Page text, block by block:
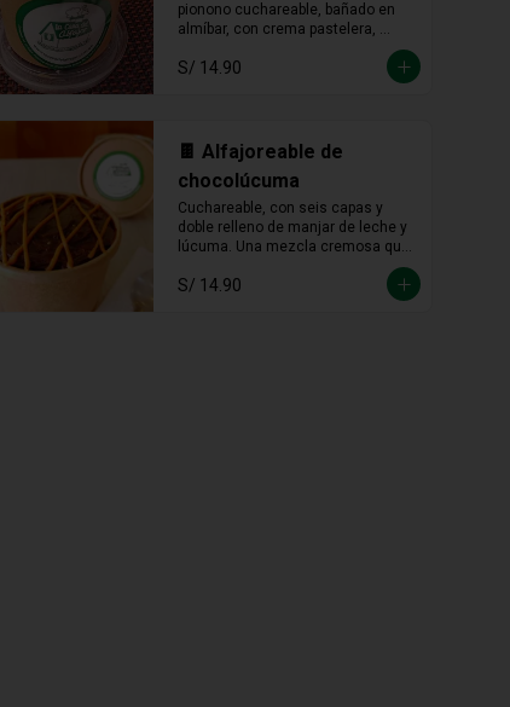
pionono cuchareable, bañado en
almíbar, con crema pastelera,
dulce y una delicia que se disfruta
S/ 14.90
🍫 Alfajoreable de
chocolúcuma
Cuchareable, con seis capas y
doble relleno de manjar de leche y
lúcuma. Una mezcla cremosa que
une lo andino con lo dulce en cada
cucharada.
S/ 14.90